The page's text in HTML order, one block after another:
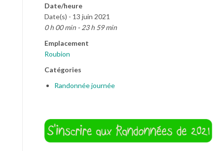
Date/heure
Date(s) - 13 juin 2021
0 h 00 min - 23 h 59 min
Emplacement
Roubion
Catégories
Randonnée journée